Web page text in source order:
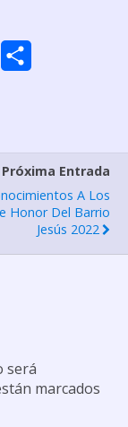
a
r
t
Próxima Entrada
A Los
Honor Del Barrio
Jesús 2022
será
marcados